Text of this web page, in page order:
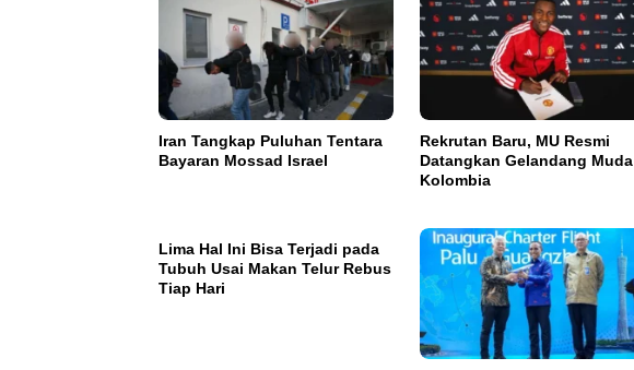
Iran Tangkap Puluhan Tentara
Bayaran Mossad Israel
Rekrutan Baru, MU Resmi
Datangkan Gelandang Muda
Kolombia
Lima Hal Ini Bisa Terjadi pada
Tubuh Usai Makan Telur Rebus
Tiap Hari